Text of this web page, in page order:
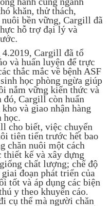
khăn, thử thách,
bền vững, Cargill đã
hỗ trợ đại lý và
Cargill đã tổ
và huấn luyện để trực
thắc mắc về bệnh ASF
học phòng ngừa giúp
nắm vững kiến thức và
đó, Cargill còn huấn
và giao nhận hàng
học.
cho biết, việc chuyển
tiên tiến trước hết bao
chăn nuôi một cách
thiết kế và xây dựng
chất lượng; chế độ
đoạn phát triển của
tốt và áp dụng các biện
y theo khuyến cáo.
cụ thể mà người chăn